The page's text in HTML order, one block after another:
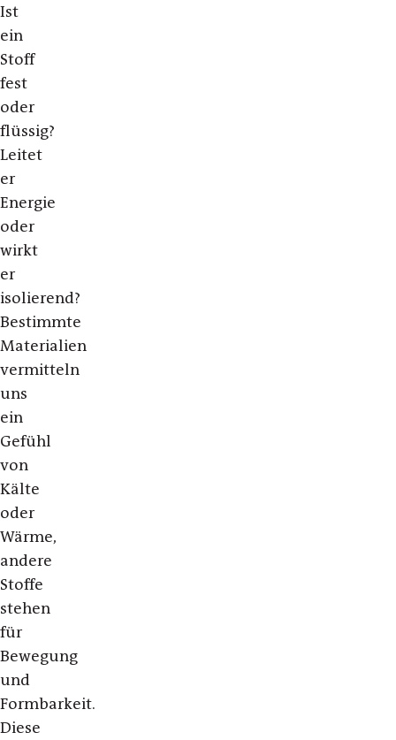
Ist
ein
Stoff
fest
oder
flüssig?
Leitet
er
Energie
oder
wirkt
er
isolierend?
Bestimmte
Materialien
vermitteln
uns
ein
Gefühl
von
Kälte
oder
Wärme,
andere
Stoffe
stehen
für
Bewegung
und
Formbarkeit.
Diese